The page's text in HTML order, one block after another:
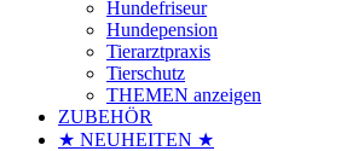
Hundefriseur
Hundepension
Tierarztpraxis
Tierschutz
THEMEN anzeigen
ZUBEHÖR
★ NEUHEITEN ★